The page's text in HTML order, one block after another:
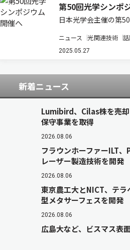
第50回光学シンポ
日本光学会主催の第
シンポジウムは，「
光計測・光学素子・光
ニュース 光関連技術
2025.05.27
新着ニュース
Lumibird、Cilas株を売
保守事業を取得
2026.08.06
フラウンホーファーILT
レーザー製造技術を開発
2026.08.06
東京農工大とNICT、テ
型メタサーフェスを開発
2026.08.06
広島大など、ビスマス表